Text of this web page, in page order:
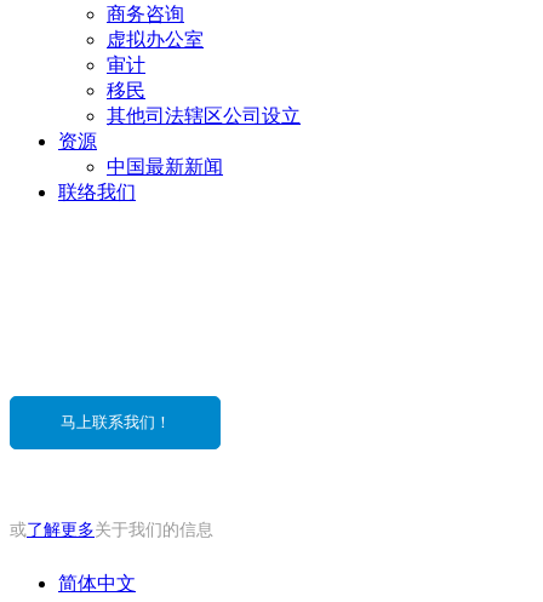
商务咨询
虚拟办公室
审计
移民
其他司法辖区公司设立
资源
中国最新新闻
联络我们
马上联系我们！
或了解更多关于我们的信息
简体中文